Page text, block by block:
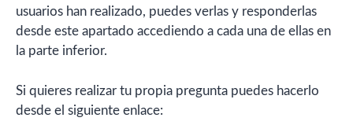
usuarios han realizado, puedes verlas y responderlas
desde este apartado accediendo a cada una de ellas en
la parte inferior.
Si quieres realizar tu propia pregunta puedes hacerlo
desde el siguiente enlace: